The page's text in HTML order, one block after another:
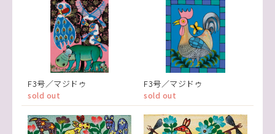
F3号／マジドゥ
sold out
F3号／マジドゥ
sold out